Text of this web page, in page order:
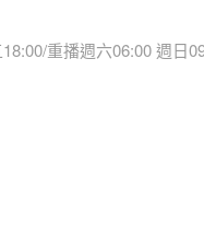
重播週六06:00 週日